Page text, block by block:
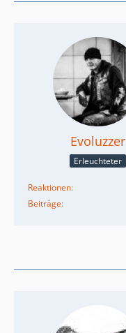
Evoluzzer
Erleuchteter
Reaktionen
Beiträge